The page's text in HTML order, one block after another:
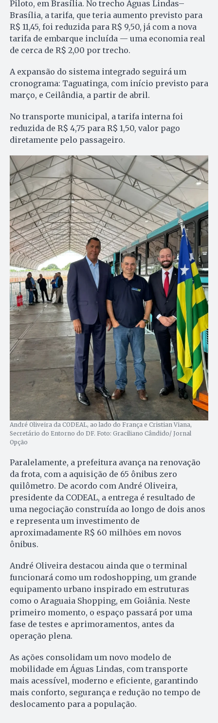
Piloto, em Brasília. No trecho Águas Lindas–
Brasília, a tarifa, que teria aumento previsto para
R$ 11,45, foi reduzida para R$ 9,50, já com a nova
tarifa de embarque incluída — uma economia real
de cerca de R$ 2,00 por trecho.
A expansão do sistema integrado seguirá um
cronograma: Taguatinga, com início previsto para
março, e Ceilândia, a partir de abril.
No transporte municipal, a tarifa interna foi
reduzida de R$ 4,75 para R$ 1,50, valor pago
diretamente pelo passageiro.
André Oliveira da CODEAL, ao lado do França e Cristian Viana,
Secretário do Entorno do DF. Foto: Graciliano Cândido/ Jornal
Opção
Paralelamente, a prefeitura avança na renovação
da frota, com a aquisição de 65 ônibus zero
quilômetro. De acordo com André Oliveira,
presidente da CODEAL, a entrega é resultado de
uma negociação construída ao longo de dois anos
e representa um investimento de
aproximadamente R$ 60 milhões em novos
ônibus.
André Oliveira destacou ainda que o terminal
funcionará como um rodoshopping, um grande
equipamento urbano inspirado em estruturas
como o Araguaia Shopping, em Goiânia. Neste
primeiro momento, o espaço passará por uma
fase de testes e aprimoramentos, antes da
operação plena.
As ações consolidam um novo modelo de
mobilidade em Águas Lindas, com transporte
mais acessível, moderno e eficiente, garantindo
mais conforto, segurança e redução no tempo de
deslocamento para a população.